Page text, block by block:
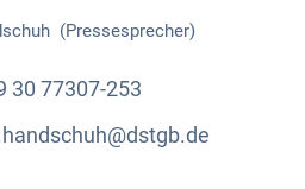
(Pressesprecher)
Alexander Handschuh
30 77307-253